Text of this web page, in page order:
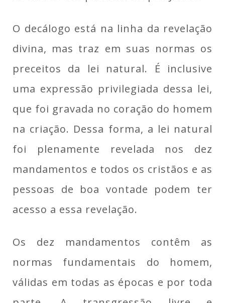
O decálogo está na linha da revelação
divina, mas traz em suas normas os
preceitos da lei natural. É inclusive
uma expressão privilegiada dessa lei,
que foi gravada no coração do homem
na criação. Dessa forma, a lei natural
foi plenamente revelada nos dez
mandamentos e todos os cristãos e as
pessoas de boa vontade podem ter
acesso a essa revelação.
Os dez mandamentos contêm as
normas fundamentais do homem,
válidas em todas as épocas e por toda